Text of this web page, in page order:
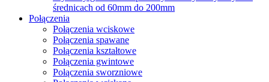
średnicach od 60mm do 200mm
Połączenia
Połączenia wciskowe
Połączenia spawane
Połączenia kształtowe
Połączenia gwintowe
Połączenia sworzniowe